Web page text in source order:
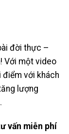
đời thực –
Với một video
điểm với khách
lượng
vấn miễn phí